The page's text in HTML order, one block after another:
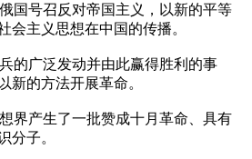
国号召反对帝国主义，以新的平等
会主义思想在中国的传播。
的广泛发动并由此赢得胜利的事
新的方法开展革命。
界产生了一批赞成十月革命、具有
分子。